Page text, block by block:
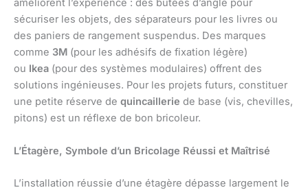
améliorent l’expérience : des butées d’angle pour
sécuriser les objets, des séparateurs pour les livres ou
des paniers de rangement suspendus. Des marques
comme 3M (pour les adhésifs de fixation légère)
ou Ikea (pour des systèmes modulaires) offrent des
solutions ingénieuses. Pour les projets futurs, constituer
une petite réserve de quincaillerie de base (vis, chevilles,
pitons) est un réflexe de bon bricoleur.
L’Étagère, Symbole d’un Bricolage Réussi et Maîtrisé
L’installation réussie d’une étagère dépasse largement le